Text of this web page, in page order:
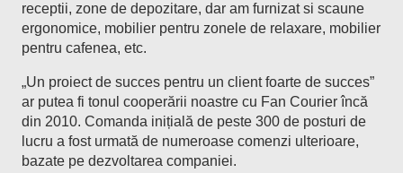
receptii, zone de depozitare, dar am furnizat si scaune
ergonomice, mobilier pentru zonele de relaxare, mobilier
pentru cafenea, etc.
„Un proiect de succes pentru un client foarte de succes”
ar putea fi tonul cooperării noastre cu Fan Courier încă
din 2010. Comanda inițială de peste 300 de posturi de
lucru a fost urmată de numeroase comenzi ulterioare,
bazate pe dezvoltarea companiei.